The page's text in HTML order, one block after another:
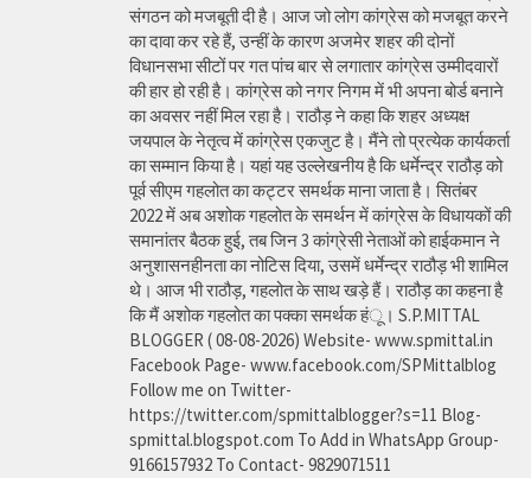
संगठन को मजबूती दी है। आज जो लोग कांग्रेस को मजबूत करने
का दावा कर रहे हैं, उन्हीं के कारण अजमेर शहर की दोनों
विधानसभा सीटों पर गत पांच बार से लगातार कांग्रेस उम्मीदवारों
की हार हो रही है। कांग्रेस को नगर निगम में भी अपना बोर्ड बनाने
का अवसर नहीं मिल रहा है। राठौड़ ने कहा कि शहर अध्यक्ष
जयपाल के नेतृत्व में कांग्रेस एकजुट है। मैंने तो प्रत्येक कार्यकर्ता
का सम्मान किया है। यहां यह उल्लेखनीय है कि धर्मेन्द्र राठौड़ को
पूर्व सीएम गहलोत का कट्टर समर्थक माना जाता है। सितंबर
2022 में अब अशोक गहलोत के समर्थन में कांग्रेस के विधायकों की
समानांतर बैठक हुई, तब जिन 3 कांग्रेसी नेताओं को हाईकमान ने
अनुशासनहीनता का नोटिस दिया, उसमें धर्मेन्द्र राठौड़ भी शामिल
थे। आज भी राठौड़, गहलोत के साथ खड़े हैं। राठौड़ का कहना है
कि मैं अशोक गहलोत का पक्का समर्थक हंू। S.P.MITTAL
BLOGGER ( 08-08-2026) Website- www.spmittal.in
Facebook Page- www.facebook.com/SPMittalblog
Follow me on Twitter-
https://twitter.com/spmittalblogger?s=11 Blog-
spmittal.blogspot.com To Add in WhatsApp Group-
9166157932 To Contact- 9829071511